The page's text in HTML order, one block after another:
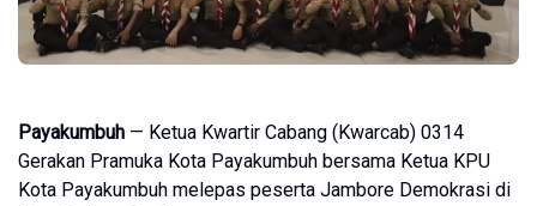
Payakumbuh — Ketua Kwartir Cabang (Kwarcab) 0314
Gerakan Pramuka Kota Payakumbuh bersama Ketua KPU
Kota Payakumbuh melepas peserta Jambore Demokrasi di